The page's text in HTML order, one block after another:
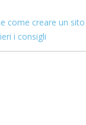
come creare un
i consigli